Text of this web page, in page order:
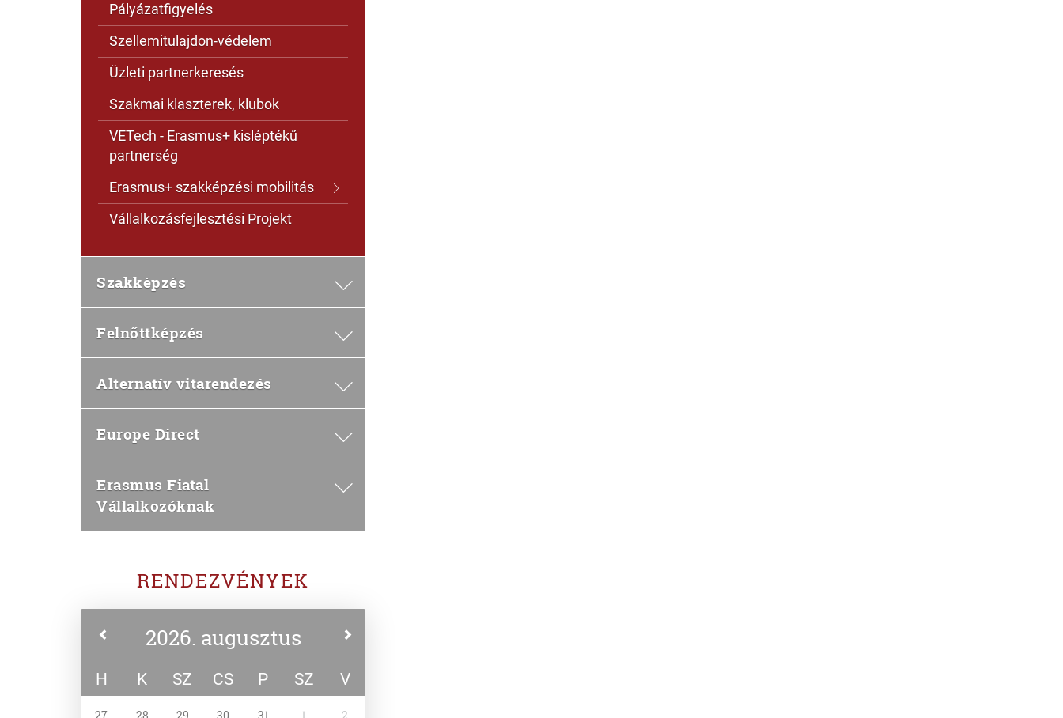
Pályázatfigyelés
Szellemitulajdon-védelem
Üzleti partnerkeresés
Szakmai klaszterek, klubok
VETech - Erasmus+ kisléptékű
partnerség
Erasmus+ szakképzési mobilitás
Vállalkozásfejlesztési Projekt
Szakképzés
Felnőttképzés
Alternatív vitarendezés
Europe Direct
Erasmus Fiatal
Vállalkozóknak
RENDEZVÉNYEK
2026. augusztus
H K SZ CS P SZ V